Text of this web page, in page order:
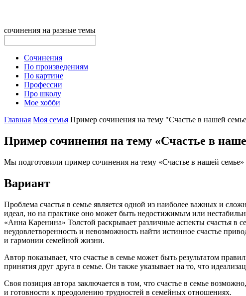
сочинения на разные темы
Сочинения
По произведениям
По картине
Профессии
Про школу
Мое хобби
Главная Моя семья Пример сочинения на тему "Счастье в нашей
Пример сочинения на тему «Счастье в
Мы подготовили пример сочинения на тему «Счастье в нашей
Вариант
Проблема счастья в семье является одной из наиболее важных и
идеал, но на практике оно может быть недостижимым или
«Анна Каренина» Толстой раскрывает различные аспекты счастья в
неудовлетворенность и невозможность найти истинное счастье
и гармонии семейной жизни.
Автор показывает, что счастье в семье может быть результатом
принятия друг друга в семье. Он также указывает на то, что
Своя позиция автора заключается в том, что счастье в семье
и готовности к преодолению трудностей в семейных отношениях.